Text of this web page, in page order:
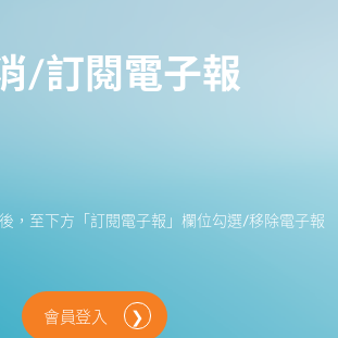
/訂閱電子報
，至下方「訂閱電子報」欄位勾選/移除電子報
會員登入